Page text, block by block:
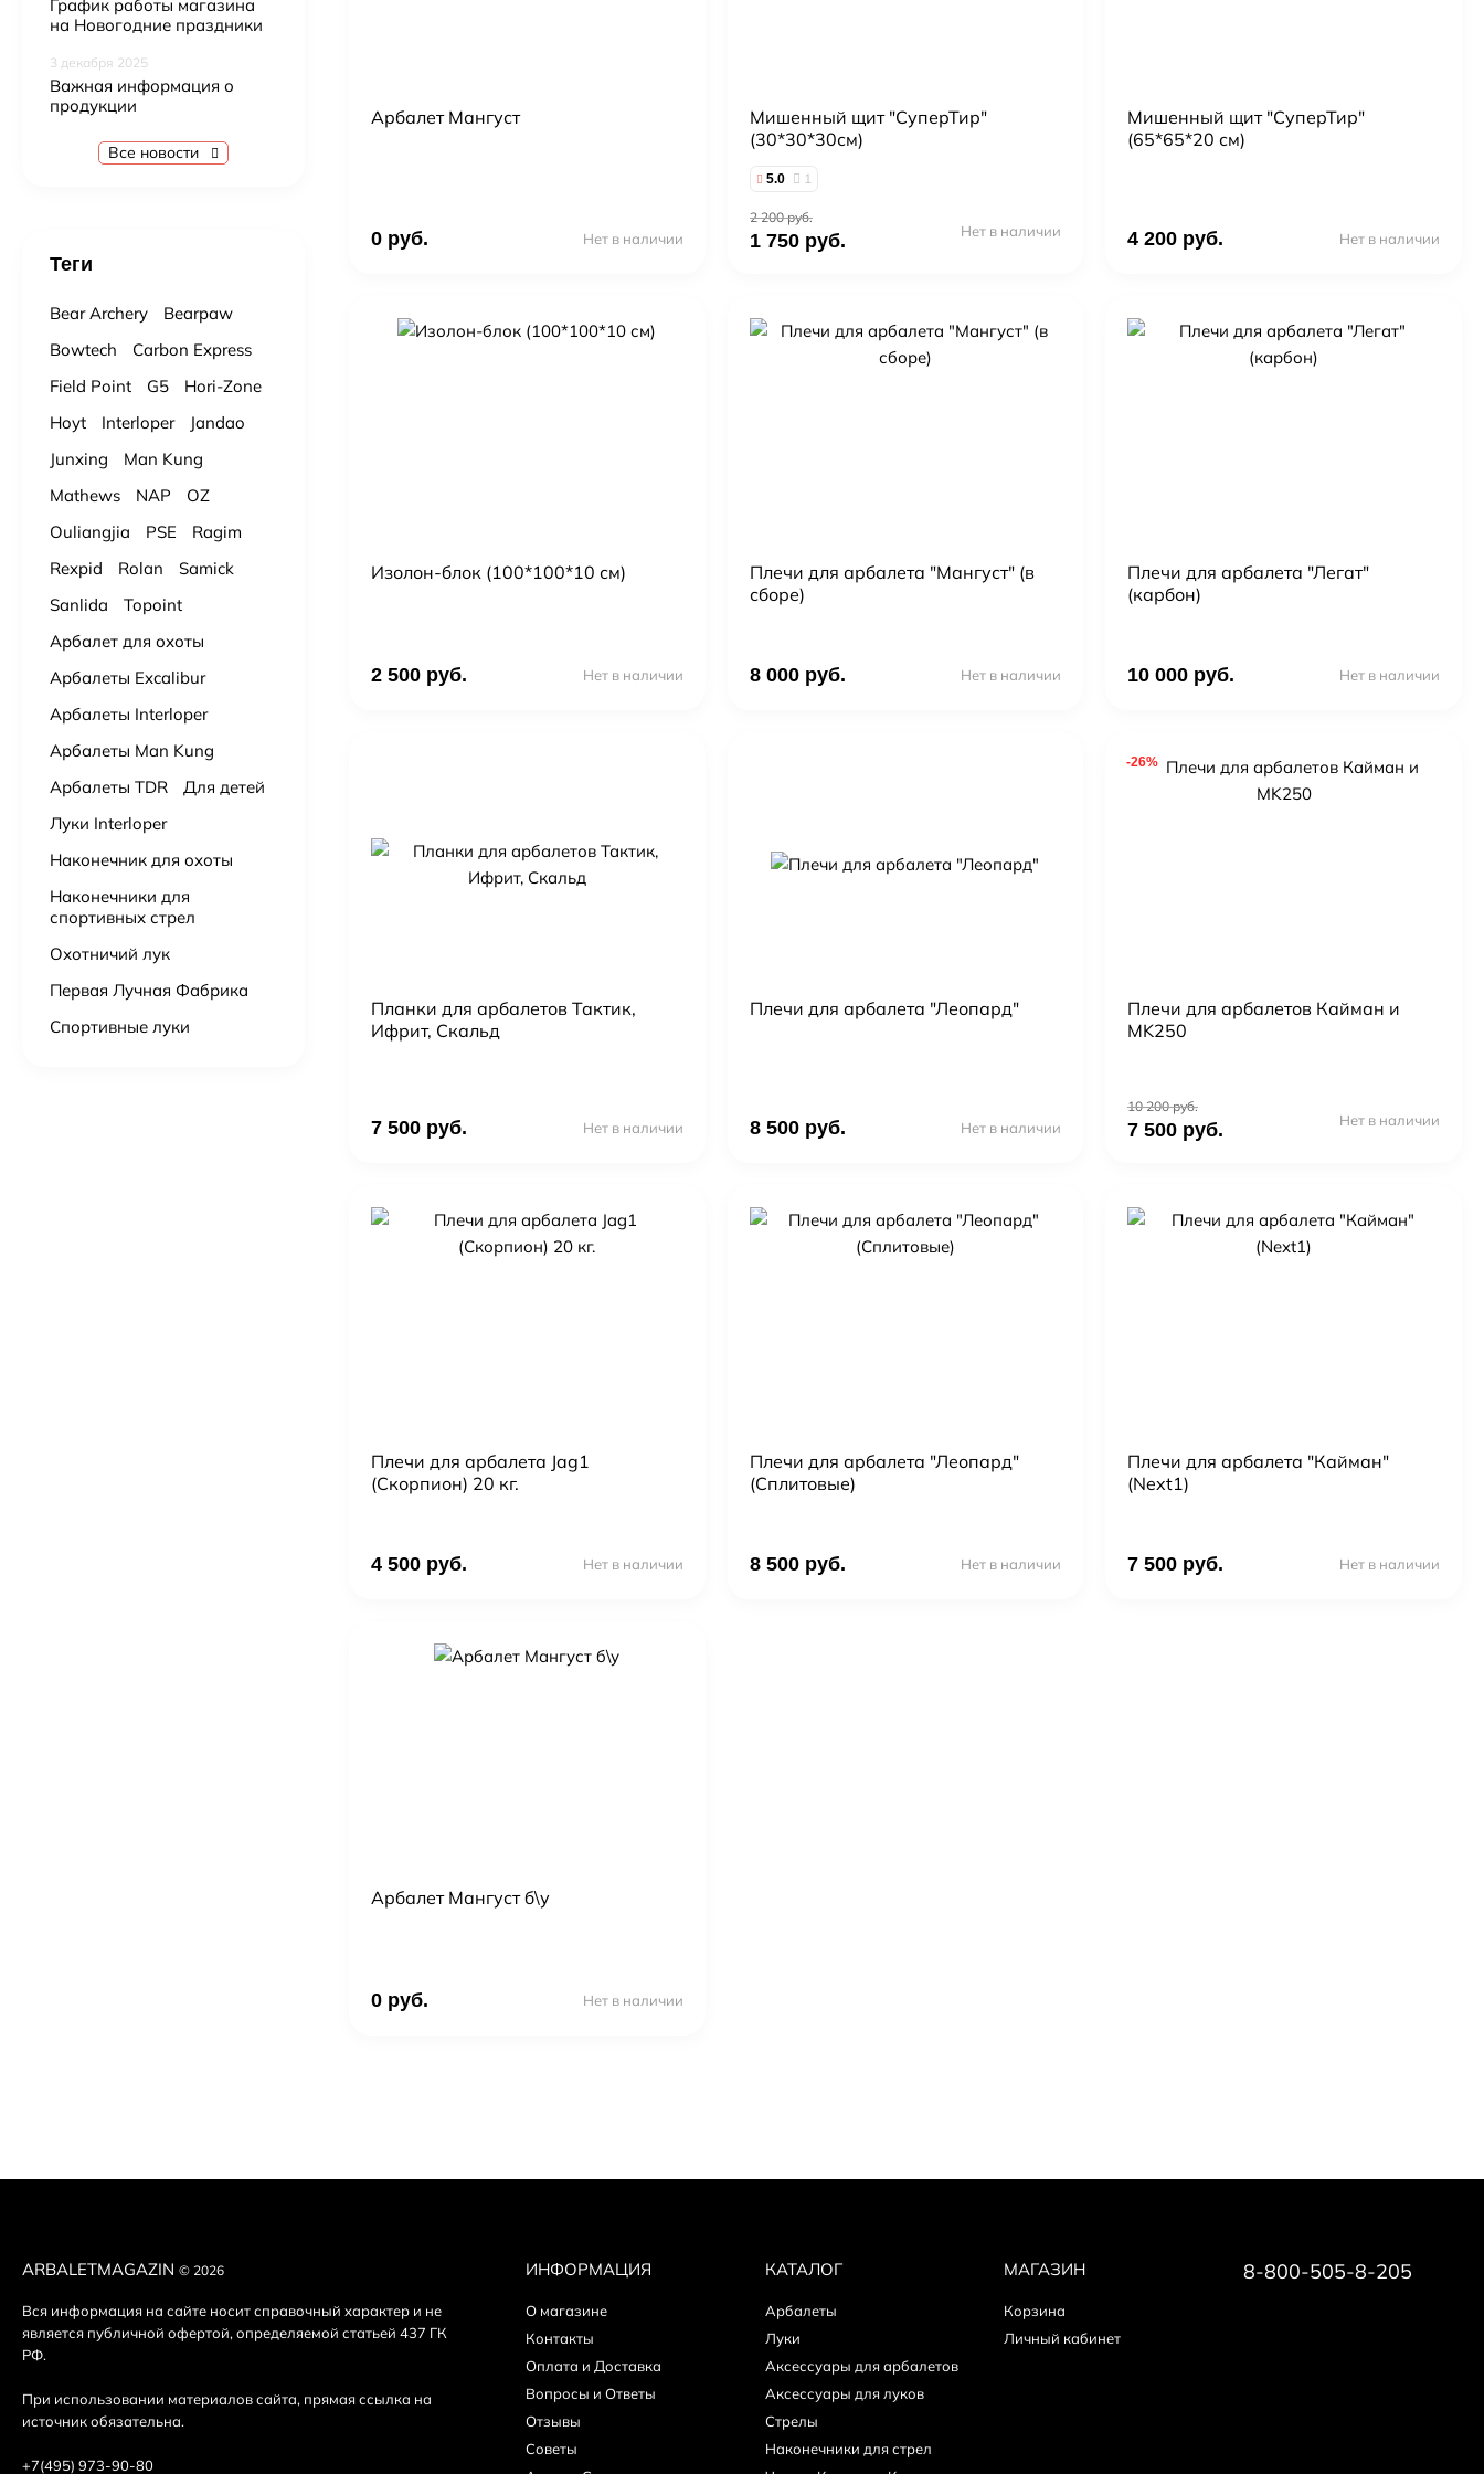
Арбалет Мангуст
0 руб. Нет в наличии
Мишенный щит "СуперТир"
(30*30*30см)
5.0 1
2 200 руб.
1 750 руб. Нет в наличии
Мишенный щит "СуперТир"
(65*65*20 см)
4 200 руб. Нет в наличии
Изолон-блок (100*100*10 см)
2 500 руб. Нет в наличии
Плечи для арбалета "Мангуст" (в
сборе)
8 000 руб. Нет в наличии
Плечи для арбалета "Легат"
(карбон)
10 000 руб. Нет в наличии
Планки для арбалетов Тактик,
Ифрит, Скальд
7 500 руб. Нет в наличии
Плечи для арбалета "Леопард"
8 500 руб. Нет в наличии
-26%
Плечи для арбалетов Кайман и
MK250
10 200 руб.
7 500 руб. Нет в наличии
Плечи для арбалета Jag1
(Скорпион) 20 кг.
4 500 руб. Нет в наличии
Плечи для арбалета "Леопард"
(Сплитовые)
8 500 руб. Нет в наличии
Плечи для арбалета "Кайман"
(Next1)
7 500 руб. Нет в наличии
Арбалет Мангуст б\у
0 руб. Нет в наличии
График работы магазина
на Новогодние праздники
3 декабря 2025
Важная информация о
продукции
Все новости
Теги
Bear Archery
Bearpaw
Bowtech
Carbon Express
Field Point
G5
Hori-Zone
Hoyt
Interloper
Jandao
Junxing
Man Kung
Mathews
NAP
OZ
Ouliangjia
PSE
Ragim
Rexpid
Rolan
Samick
Sanlida
Topoint
Арбалет для охоты
Арбалеты Excalibur
Арбалеты Interloper
Арбалеты Man Kung
Арбалеты TDR
Для детей
Луки Interloper
Наконечник для охоты
Наконечники для
спортивных стрел
Охотничий лук
Первая Лучная Фабрика
Спортивные луки
ARBALETMAGAZIN © 2026
Вся информация на сайте носит справочный характер и не
является публичной офертой, определяемой статьей 437 ГК
РФ.
При использовании материалов сайта, прямая ссылка на
источник обязательна.
+7(495) 973-90-80
ИНФОРМАЦИЯ
О магазине
Контакты
Оплата и Доставка
Вопросы и Ответы
Отзывы
Советы
КАТАЛОГ
Арбалеты
Луки
Аксессуары для арбалетов
Аксессуары для луков
Стрелы
Наконечники для стрел
МАГАЗИН
Корзина
Личный кабинет
8-800-505-8-205